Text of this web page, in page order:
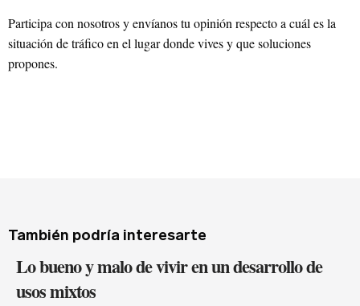
Participa con nosotros y envíanos tu opinión respecto a cuál es la
situación de tráfico en el lugar donde vives y que soluciones
propones.
También podría interesarte
Lo bueno y malo de vivir en un desarrollo de
usos mixtos